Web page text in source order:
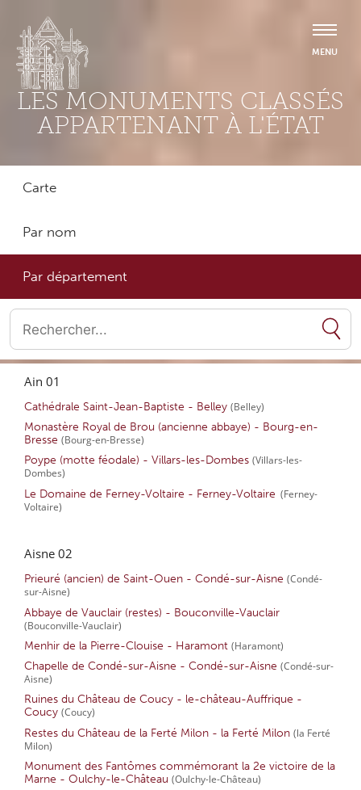
LES MONUMENTS CLASSÉS
APPARTENANT À L'ÉTAT
Carte
Par nom
Par département
Quand les résultats de l'auto-complétion sont disponibles,
Ain 01
Cathédrale Saint-Jean-Baptiste - Belley (Belley)
Monastère Royal de Brou (ancienne abbaye) - Bourg-en-
Bresse (Bourg-en-Bresse)
Poype (motte féodale) - Villars-les-Dombes (Villars-les-
Dombes)
Le Domaine de Ferney-Voltaire - Ferney-Voltaire (Ferney-
Voltaire)
Aisne 02
Prieuré (ancien) de Saint-Ouen - Condé-sur-Aisne (Condé-
sur-Aisne)
Abbaye de Vauclair (restes) - Bouconville-Vauclair
(Bouconville-Vauclair)
Menhir de la Pierre-Clouise - Haramont (Haramont)
Chapelle de Condé-sur-Aisne - Condé-sur-Aisne (Condé-sur-
Aisne)
Ruines du Château de Coucy - le-château-Auffrique -
Coucy (Coucy)
Restes du Château de la Ferté Milon - la Ferté Milon (la Ferté
Milon)
Monument des Fantômes commémorant la 2e victoire de la
Marne - Oulchy-le-Château (Oulchy-le-Château)